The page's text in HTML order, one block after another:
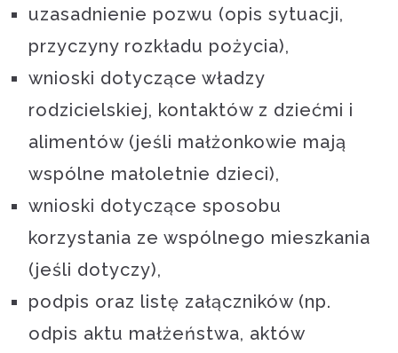
uzasadnienie pozwu (opis sytuacji,
przyczyny rozkładu pożycia),
wnioski dotyczące władzy
rodzicielskiej, kontaktów z dziećmi i
alimentów (jeśli małżonkowie mają
wspólne małoletnie dzieci),
wnioski dotyczące sposobu
korzystania ze wspólnego mieszkania
(jeśli dotyczy),
podpis oraz listę załączników (np.
odpis aktu małżeństwa, aktów